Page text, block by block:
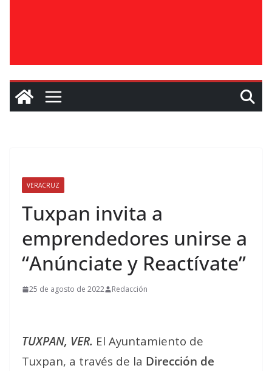
VERACRUZ
Tuxpan invita a
emprendedores unirse a
“Anúnciate y Reactívate”
25 de agosto de 2022 Redacción
TUXPAN, VER. El Ayuntamiento de
Tuxpan, a través de la Dirección de